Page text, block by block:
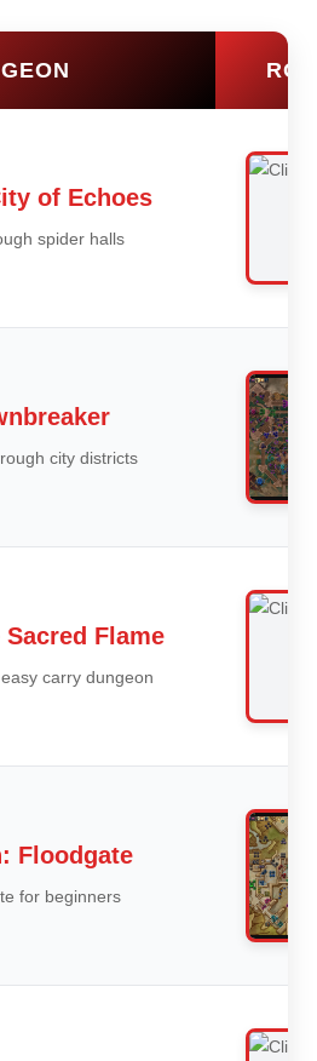
of Echoes
spider halls
city districts
Flame
carry dungeon
Floodgate
for beginners